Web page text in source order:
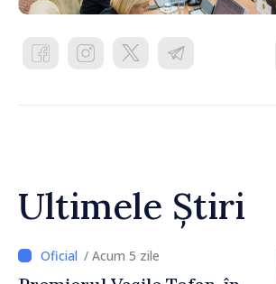
Ultimele Știri
/ Acum 5 zile